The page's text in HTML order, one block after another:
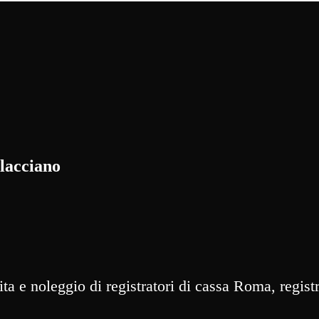
e noleggio di registratori di cassa Roma,